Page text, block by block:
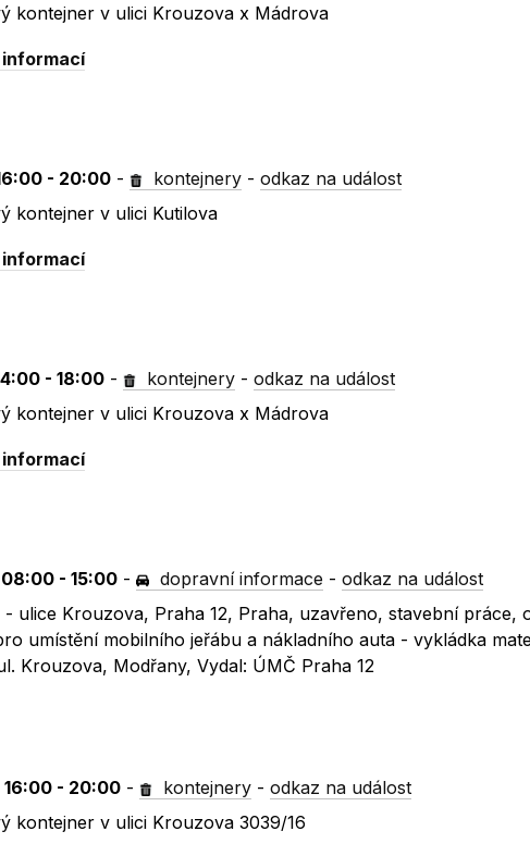
kontejner v ulici Krouzova x Mádrova
- 20:00 - kontejnery -odkaz na událost
kontejner v ulici Kutilova
- 18:00 - kontejnery -odkaz na událost
kontejner v ulici Krouzova x Mádrova
- 15:00 - dopravní informace -odkaz na událost
ulice Krouzova, Praha 12, Praha, uzavřeno, stavební práce,
umístění mobilního jeřábu a nákladního auta - vykládka
Krouzova, Modřany, Vydal: ÚMČ Praha 12
- 20:00 - kontejnery -odkaz na událost
kontejner v ulici Krouzova 3039/16